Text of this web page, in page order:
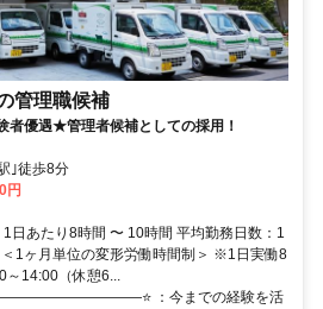
管理職候補
者優遇★管理者候補としての採用！
｣徒歩8分
円
日あたり8時間 〜 10時間 平均勤務日数：1
1ヶ月単位の変形労働時間制＞ ※1日実働8
～14:00（休憩6...
：今までの経験を活